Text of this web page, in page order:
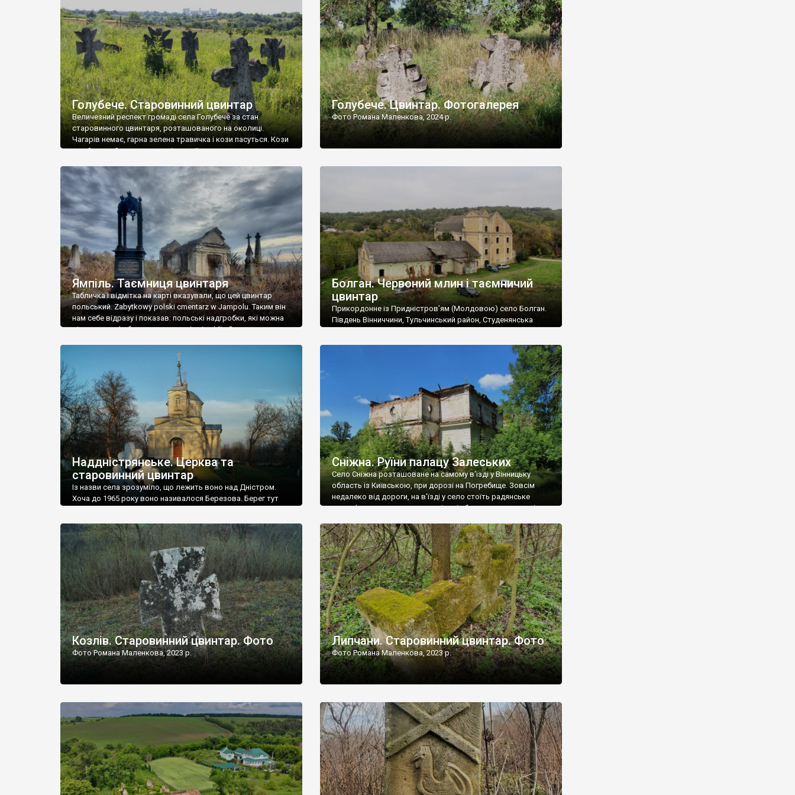
[…]
Голубече. Старовинний цвинтар
Величезний респект громаді села Голубече за стан
старовинного цвинтаря, розташованого на околиці.
Чагарів немає, гарна зелена травичка і кози пасуться. Кози
– найкращий регулятор шкідливої, для старих кладовищ,
бруньками, кози ті бруньки обгризають, бо то улюблений
делікатес. На цвинтарі у Голубечому ціла колекція
різноманітних форм хрестів. Село відносно невелике, […]
Голубече. Цвинтар. Фотогалерея
Фото Романа Маленкова, 2024 р.
Ямпіль. Таємниця цвинтаря
Табличка і відмітка на карті вказували, що цей цвинтар
польський. Zabytkowy polski cmentarz w Jampolu. Таким він
нам себе відразу і показав: польські надгробки, які можна
віднести до фабричних, польські епітафії… Загалом цвинтар
виявилося більше семи гектарів. Перше враження про
абсолютну звичайність польського цвинтаря виявилося
оманливим – […]
Болган. Червоний млин і таємничий
цвинтар
Прикордонне із Придністров’ям (Молдовою) село Болган.
Південь Вінниччини, Тульчинський район, Студенянська
старовинний цвинтар із кам’яними хрестами. Всі епітафії, які
збереглися, написані кирилицею, церковнослов’янською
мовою. За всіма традиційними ознаками – цвинтар
український. Хрести датуються 19 століттям. У 1924-1940
роках Болган […]
Наддністрянське. Церква та
старовинний цвинтар
Із назви села зрозуміло, що лежить воно над Дністром.
Хоча до 1965 року воно називалося Березова. Берег тут
Наддністрянське відрізняється від більшості навколишніх
сіл. У селі є мурована Михайлівська церква. Точної дати […]
Сніжна. Руїни палацу Залеських
Село Сніжна розташоване на самому в’їзді у Вінницьку
область із Київською, при дорозі на Погребище. Зовсім
недалеко від дороги, на в’їзді у село стоїть радянське
рельєфне пано, яке показує жінку і яблуню, а трохи далі,
дороги їх не видно, але видно дві стареньких колії у траві –
[…]
Козлів. Старовинний цвинтар. Фото
Фото Романа Маленкова, 2023 р.
Липчани. Старовинний цвинтар. Фото
Фото Романа Маленкова, 2023 р.